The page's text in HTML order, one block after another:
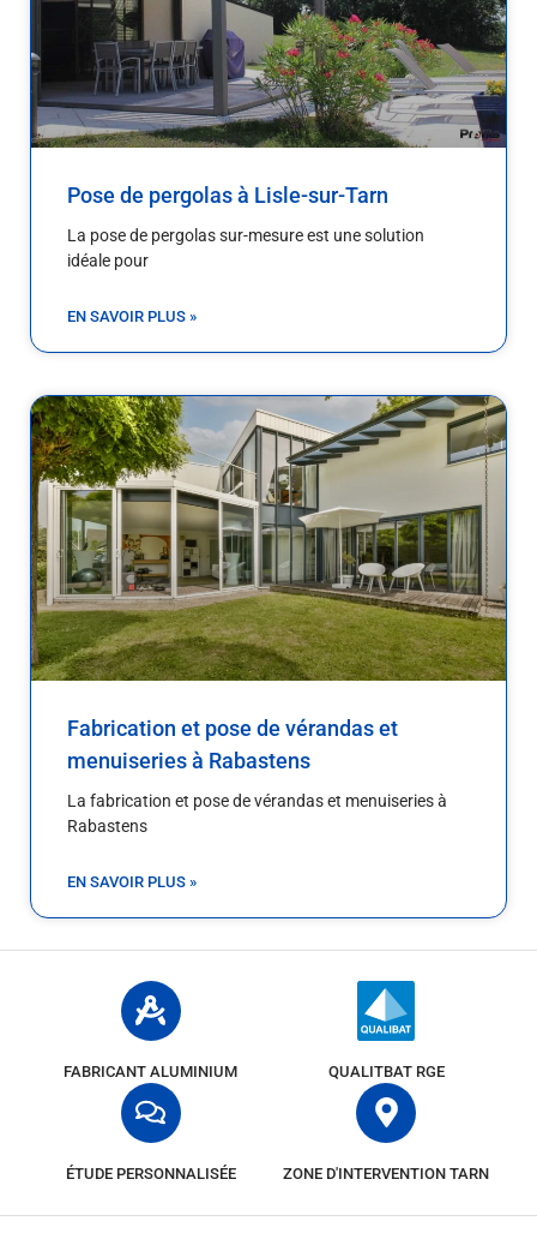
Pose de pergolas à Lisle-sur-Tarn
La pose de pergolas sur-mesure est une solution
idéale pour
EN SAVOIR PLUS »
Fabrication et pose de vérandas et
menuiseries à Rabastens
La fabrication et pose de vérandas et menuiseries à
Rabastens
EN SAVOIR PLUS »
FABRICANT ALUMINIUM QUALITBAT RGE
ÉTUDE PERSONNALISÉE ZONE D'INTERVENTION TARN